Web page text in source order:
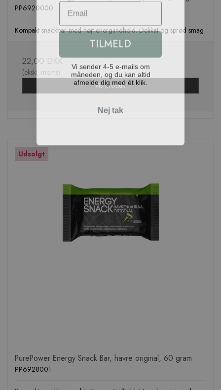
PP6920000
Kompakt snackbar med højt energiindhold. Delikat og sprød smag
22,00 DKK
(ekskl. moms)
Vis produkt
Udsolgt
PurePower Energy Snack Bar, havre original, 60 gram
PP6928001
TILMELD
måneden, og du kan altid
afmelde dig med ét klik.
Nej tak